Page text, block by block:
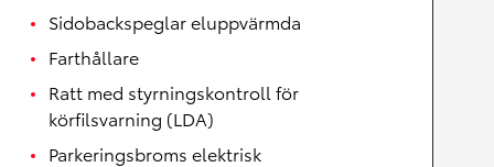
Sidobackspeglar eluppvärmda
Farthållare
Ratt med styrningskontroll för
körfilsvarning (LDA)
Parkeringsbroms elektrisk